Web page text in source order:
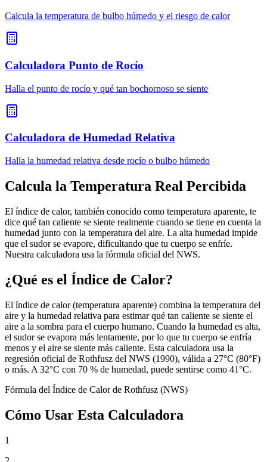
Calcula la temperatura de bulbo húmedo y el riesgo de calor
Calculadora Punto de Rocío
Halla el punto de rocío y qué tan bochornoso se siente
Calculadora de Humedad Relativa
Halla la humedad relativa desde rocío o bulbo húmedo
Calcula la Temperatura Real Percibida
El índice de calor, también conocido como temperatura aparente, te
dice qué tan caliente se siente realmente cuando se tiene en cuenta la
humedad junto con la temperatura del aire. La alta humedad impide
que el sudor se evapore, dificultando que tu cuerpo se enfríe.
Nuestra calculadora usa la fórmula oficial del NWS.
¿Qué es el Índice de Calor?
El índice de calor (temperatura aparente) combina la temperatura del
aire y la humedad relativa para estimar qué tan caliente se siente el
aire a la sombra para el cuerpo humano. Cuando la humedad es alta,
el sudor se evapora más lentamente, por lo que tu cuerpo se enfría
menos y el aire se siente más caliente. Esta calculadora usa la
regresión oficial de Rothfusz del NWS (1990), válida a 27°C (80°F)
o más. A 32°C con 70 % de humedad, puede sentirse como 41°C.
Fórmula del Índice de Calor de Rothfusz (NWS)
Cómo Usar Esta Calculadora
1